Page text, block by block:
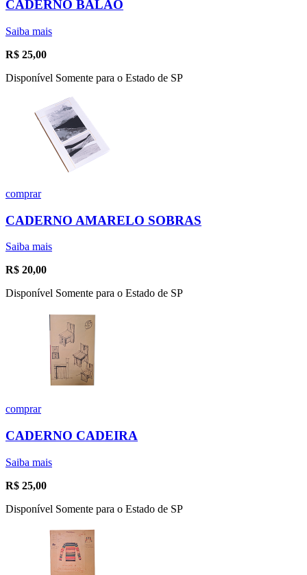
CADERNO BALÃO
Saiba mais
R$ 25,00
Disponível Somente para o Estado de SP
comprar
CADERNO AMARELO SOBRAS
Saiba mais
R$ 20,00
Disponível Somente para o Estado de SP
comprar
CADERNO CADEIRA
Saiba mais
R$ 25,00
Disponível Somente para o Estado de SP